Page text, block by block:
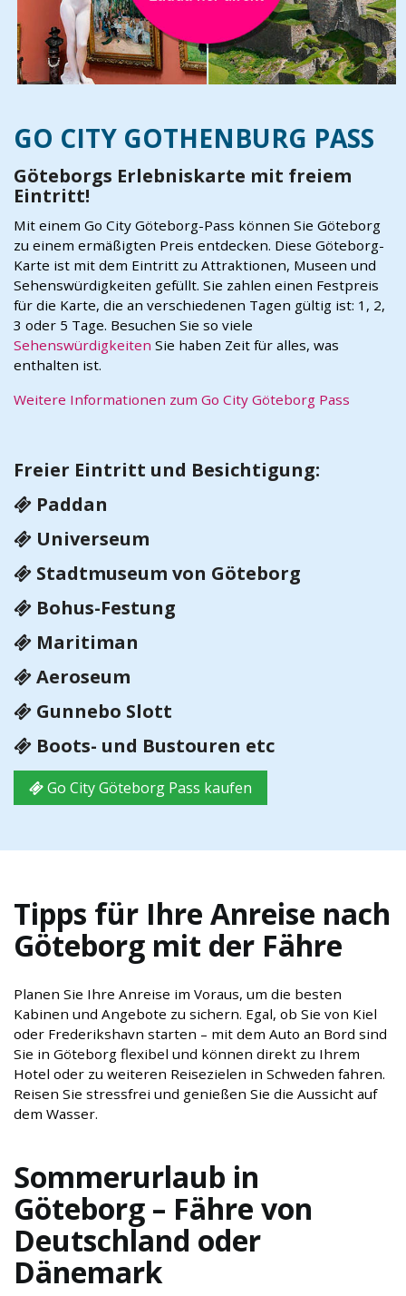
GO CITY GOTHENBURG PASS
Göteborgs Erlebniskarte mit freiem
Eintritt!
Mit einem Go City Göteborg-Pass können Sie Göteborg
zu einem ermäßigten Preis entdecken. Diese Göteborg-
Karte ist mit dem Eintritt zu Attraktionen, Museen und
Sehenswürdigkeiten gefüllt. Sie zahlen einen Festpreis
für die Karte, die an verschiedenen Tagen gültig ist: 1, 2,
3 oder 5 Tage. Besuchen Sie so viele
Sehenswürdigkeiten Sie haben Zeit für alles, was
enthalten ist.
Weitere Informationen zum Go City Göteborg Pass
Freier Eintritt und Besichtigung:
Paddan
Universeum
Stadtmuseum von Göteborg
Bohus-Festung
Maritiman
Aeroseum
Gunnebo Slott
Boots- und Bustouren etc
Go City Göteborg Pass kaufen
Tipps für Ihre Anreise nach
Göteborg mit der Fähre
Planen Sie Ihre Anreise im Voraus, um die besten
Kabinen und Angebote zu sichern. Egal, ob Sie von Kiel
oder Frederikshavn starten – mit dem Auto an Bord sind
Sie in Göteborg flexibel und können direkt zu Ihrem
Hotel oder zu weiteren Reisezielen in Schweden fahren.
Reisen Sie stressfrei und genießen Sie die Aussicht auf
dem Wasser.
Sommerurlaub in
Göteborg – Fähre von
Deutschland oder
Dänemark